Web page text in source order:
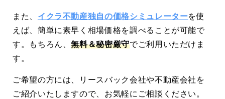
また、 イクラ不動産独自の価格シミュレーターを使
えば、簡単に素早く相場価格を調べることが可能で
す。もちろん、無料＆秘密厳守でご利用いただけま
す。
ご希望の方には、リースバック会社や不動産会社を
ご紹介いたしますので、お気軽にご相談ください。